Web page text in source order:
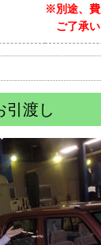
※別途、費
ご了承い
引渡し